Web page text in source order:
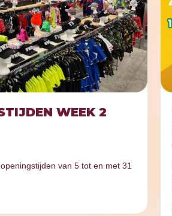
WEEK 2
van 5 tot en met 31